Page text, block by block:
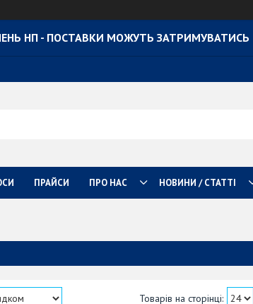
НП - ПОСТАВКИ МОЖУТЬ ЗАТРИМУВАТИСЬ
ПРАЙСИ ПРО НАС НОВИНИ / СТАТТІ